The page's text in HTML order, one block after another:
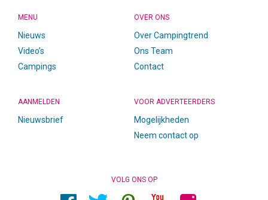
MENU
Nieuws
Video’s
Campings
OVER ONS
Over Campingtrend
Ons Team
Contact
AANMELDEN
Nieuwsbrief
VOOR ADVERTEERDERS
Mogelijkheden
Neem contact op
VOLG ONS OP